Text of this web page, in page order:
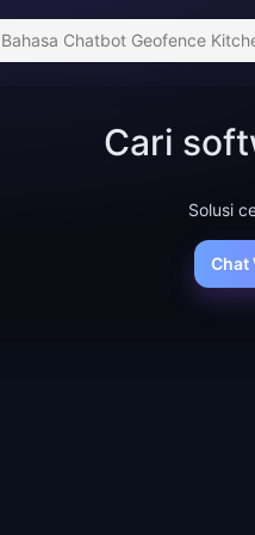
Chatbot Geofence
Cari
Solusi
Chat